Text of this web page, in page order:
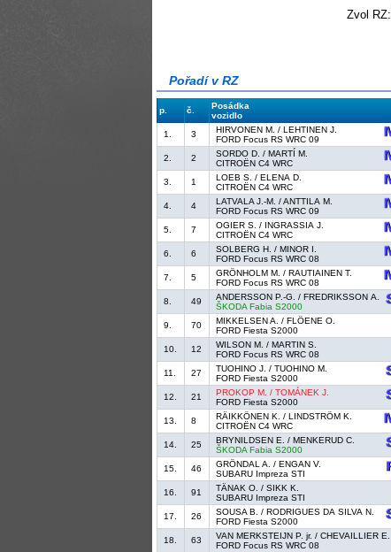
Zvol RZ:
Pořadí v RZ
p. č.
Posádka
vozidlo
1.
3
HIRVONEN M. / LEHTINEN J.
FORD Focus RS WRC 09
2.
2
SORDO D. / MARTÍ M.
CITROËN C4 WRC
3.
1
LOEB S. / ELENA D.
CITROËN C4 WRC
4.
4
LATVALA J.-M. / ANTTILA M.
FORD Focus RS WRC 09
5.
7
OGIER S. / INGRASSIA J.
CITROËN C4 WRC
6.
6
SOLBERG H. / MINOR I.
FORD Focus RS WRC 08
7.
5
GRÖNHOLM M. / RAUTIAINEN T.
FORD Focus RS WRC 08
8.
49
ANDERSSON P.-G. / FREDRIKSSON A.
ŠKODA Fabia S2000
9.
70
MIKKELSEN A. / FLÖENE O.
FORD Fiesta S2000
10.
12
WILSON M. / MARTIN S.
FORD Focus RS WRC 08
11.
27
TUOHINO J. / TUOHINO M.
FORD Fiesta S2000
12.
21
PROKOP M. / TOMÁNEK J.
FORD Fiesta S2000
13.
8
RÄIKKÖNEN K. / LINDSTRÖM K.
CITROËN C4 WRC
14.
25
BRYNILDSEN E. / MENKERUD C.
ŠKODA Fabia S2000
15.
46
GRÖNDAL A. / ENGAN V.
SUBARU Impreza STI
16.
91
TÄNAK O. / SIKK K.
SUBARU Impreza STI
17.
26
SOUSA B. / RODRIGUES DA SILVA N.
FORD Fiesta S2000
18.
63
VAN MERKSTEIJN P. jr. / CHEVAILLIER E.
FORD Focus RS WRC 08